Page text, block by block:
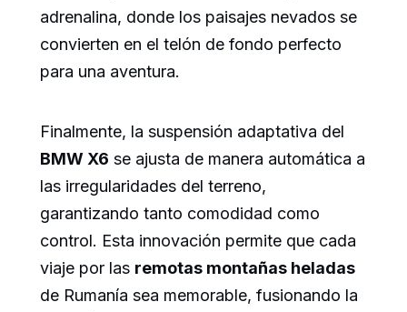
adrenalina, donde los paisajes nevados se
convierten en el telón de fondo perfecto
para una aventura.
Finalmente, la suspensión adaptativa del
BMW X6 se ajusta de manera automática a
las irregularidades del terreno,
garantizando tanto comodidad como
control. Esta innovación permite que cada
viaje por las remotas montañas heladas
de Rumanía sea memorable, fusionando la